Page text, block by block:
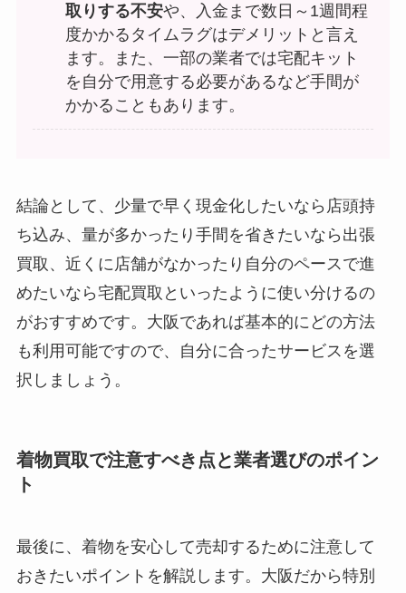
取りする不安や、入金まで数日～1週間程
度かかるタイムラグはデメリットと言え
ます。また、一部の業者では宅配キット
を自分で用意する必要があるなど手間が
かかることもあります。
結論として、少量で早く現金化したいなら店頭持
ち込み、量が多かったり手間を省きたいなら出張
買取、近くに店舗がなかったり自分のペースで進
めたいなら宅配買取といったように使い分けるの
がおすすめです。大阪であれば基本的にどの方法
も利用可能ですので、自分に合ったサービスを選
択しましょう。
着物買取で注意すべき点と業者選びのポイン
ト
最後に、着物を安心して売却するために注意して
おきたいポイントを解説します。大阪だから特別